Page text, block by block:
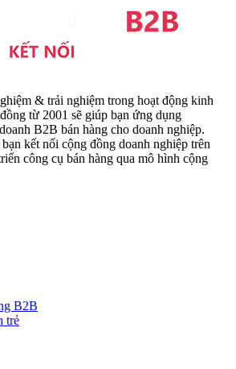
& trải nghiệm trong hoạt động kinh
từ 2001 sẽ giúp bạn ứng dụng
B2B bán hàng cho doanh nghiệp.
kết nối cộng đồng doanh nghiệp trên
công cụ bán hàng qua mô hình cộng
B2B
trẻ